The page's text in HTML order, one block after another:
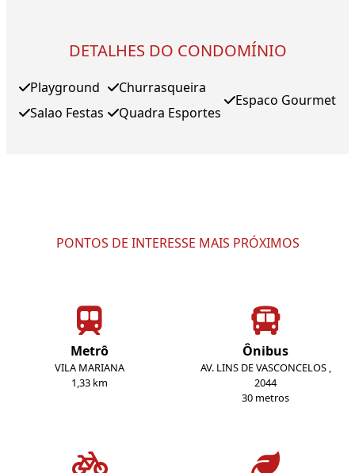
DETALHES DO CONDOMÍNIO
Playground
Salao Festas
Churrasqueira
Quadra Esportes
Espaco Gourmet
PONTOS DE INTERESSE MAIS PRÓXIMOS
Metrô
VILA MARIANA
1,33 km
Ônibus
AV. LINS DE VASCONCELOS ,
2044
30 metros